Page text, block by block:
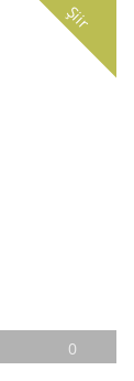
Şiir
0